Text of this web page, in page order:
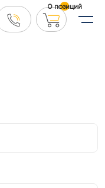
0 позиций